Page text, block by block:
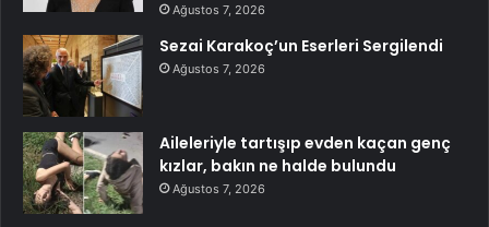
Ağustos 7, 2026
Sezai Karakoç’un Eserleri Sergilendi
Ağustos 7, 2026
Aileleriyle tartışıp evden kaçan genç
kızlar, bakın ne halde bulundu
Ağustos 7, 2026